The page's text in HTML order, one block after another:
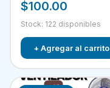
$100.00
Stock: 122 disponibles
+ Agregar al carrito